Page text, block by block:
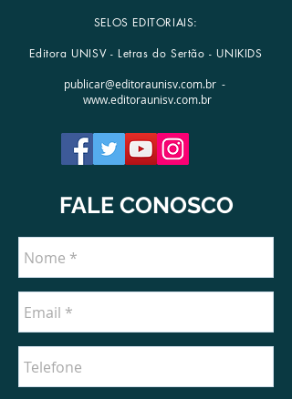
SELOS EDITORIAIS:
Editora UNISV - Letras do Sertão - UNIKIDS
publicar@editoraunisv.com.br -
www.editoraunisv.com.br
FALE CONOSCO